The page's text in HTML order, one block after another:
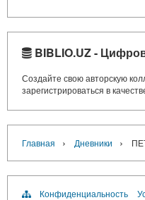
BIBLIO.UZ -
Создайте свою авторскую
зарегистрироваться в
Главная › Дневники ›
Конфиденциальность